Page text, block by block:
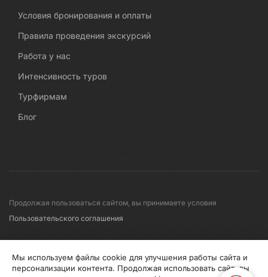
Условия бронирования и оплаты
Правила проведения экскурсий
Работа у нас
Интенсивность туров
Турфирмам
Блог
Продолжая пользоваться сайтом, вы принимаете условия
Пользовательского соглашения
© 2008-2026 Первые линии
Мы используем файлы cookie для улучшения работы сайта и
персонализации контента. Продолжая использовать сайт, вы